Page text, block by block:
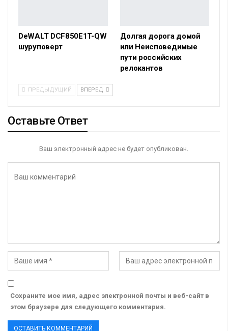
DeWALT DCF850E1T-QW
шуруповерт
Долгая дорога домой
или Неисповедимые
пути российских
релокантов
ПРЕДЫДУЩИЙ ВПЕРЕД
Оставьте Ответ
Ваш электронный адрес не будет опубликован.
Сохраните мое имя, адрес электронной почты и веб-сайт в
этом браузере для следующего комментария.